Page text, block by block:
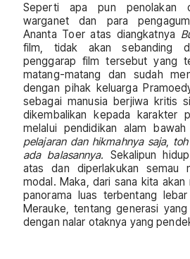
Seperti apa pun penolakan
warganet dan para
Ananta Toer atas diangkatnya
film, tidak akan sebanding
penggarap film tersebut yang
matang-matang dan sudah
dengan pihak keluarga
sebagai manusia berjiwa kritis
dikembalikan kepada karakter
melalui pendidikan alam bawah
pelajaran dan hikmahnya saja,
ada balasannya. Sekalipun
atas dan diperlakukan semau
modal. Maka, dari sana kita akan
panorama luas terbentang
Merauke, tentang generasi
dengan nalar otaknya yang